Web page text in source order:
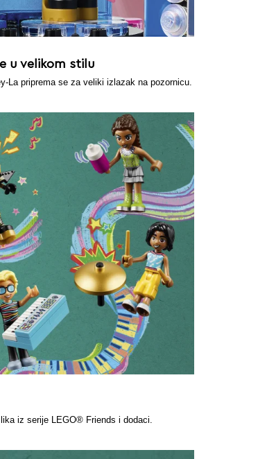
u velikom stilu
La priprema se za veliki izlazak na pozornicu.
iz serije LEGO® Friends i dodaci.